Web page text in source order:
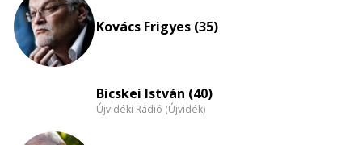
Kovács Frigyes (35)
Bicskei István (40)
Újvidéki Rádió (Újvidék)